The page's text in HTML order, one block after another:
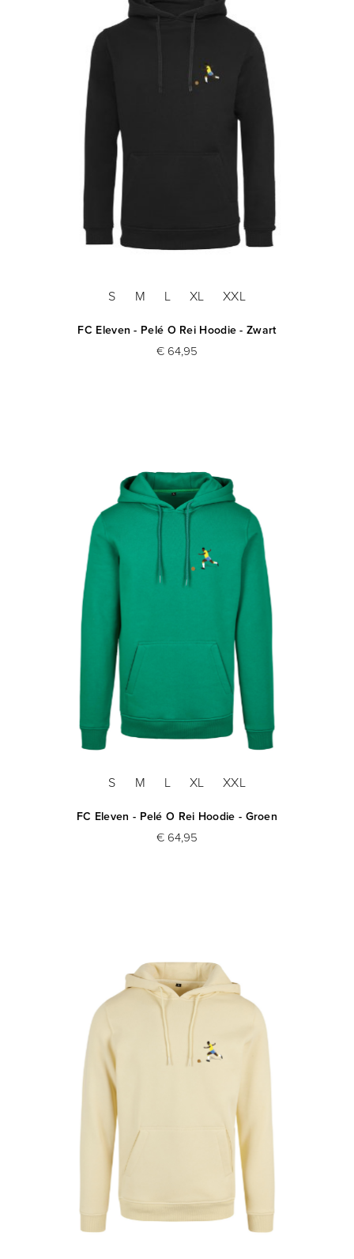
S M L XL XXL
FC Eleven - Pelé O Rei Hoodie - Zwart
€ 64,95
S M L XL XXL
FC Eleven - Pelé O Rei Hoodie - Groen
€ 64,95